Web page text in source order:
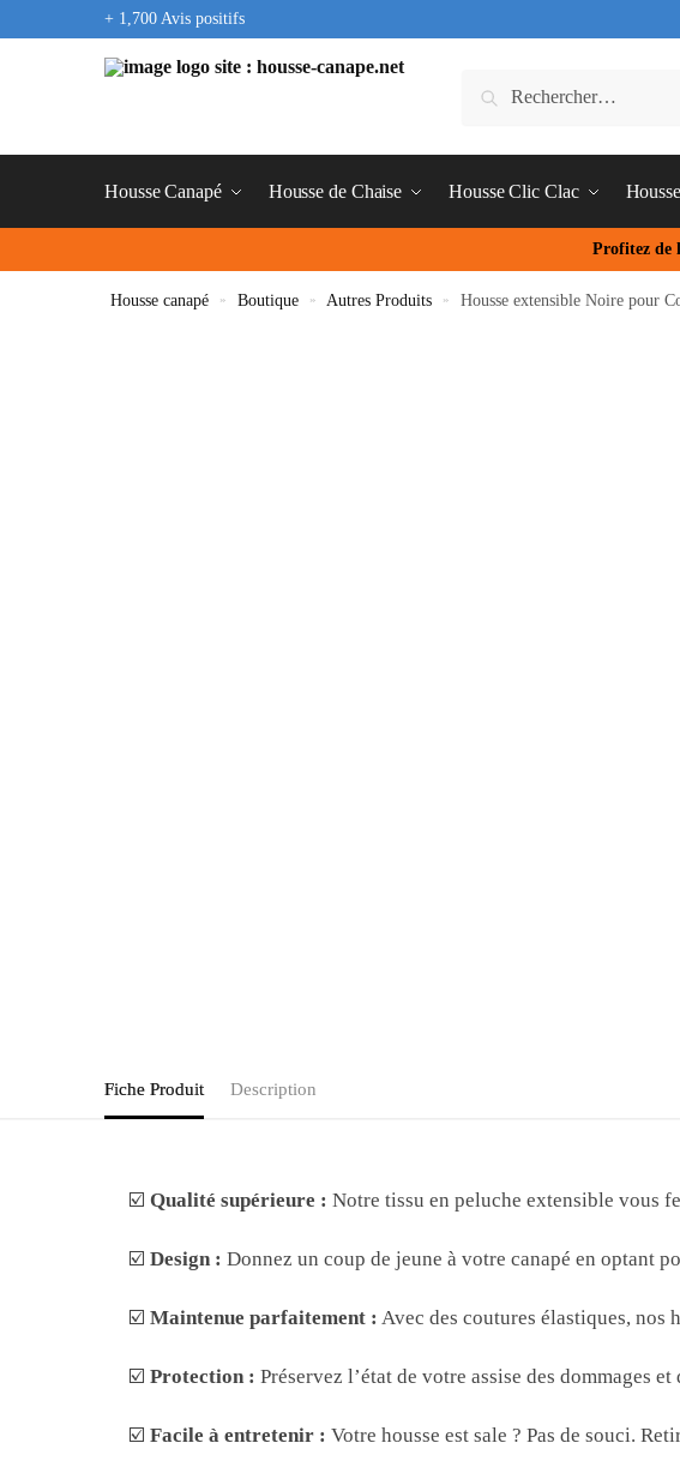
+ 1,700 Avis positifs
Housse Canapé Housse de Chaise Housse Clic Clac
Profitez de
Housse canapé » Boutique » Autres Produits » Housse extensible Noire pour
Fiche Produit Description
☑️Qualité supérieure : Notre tissu en peluche extensible vous
☑️Design : Donnez un coup de jeune à votre canapé en optant
☑️Maintenue parfaitement : Avec des coutures élastiques, nos
☑️Protection : Préservez l’état de votre assise des dommages et
☑️Facile à entretenir : Votre housse est sale ? Pas de souci.